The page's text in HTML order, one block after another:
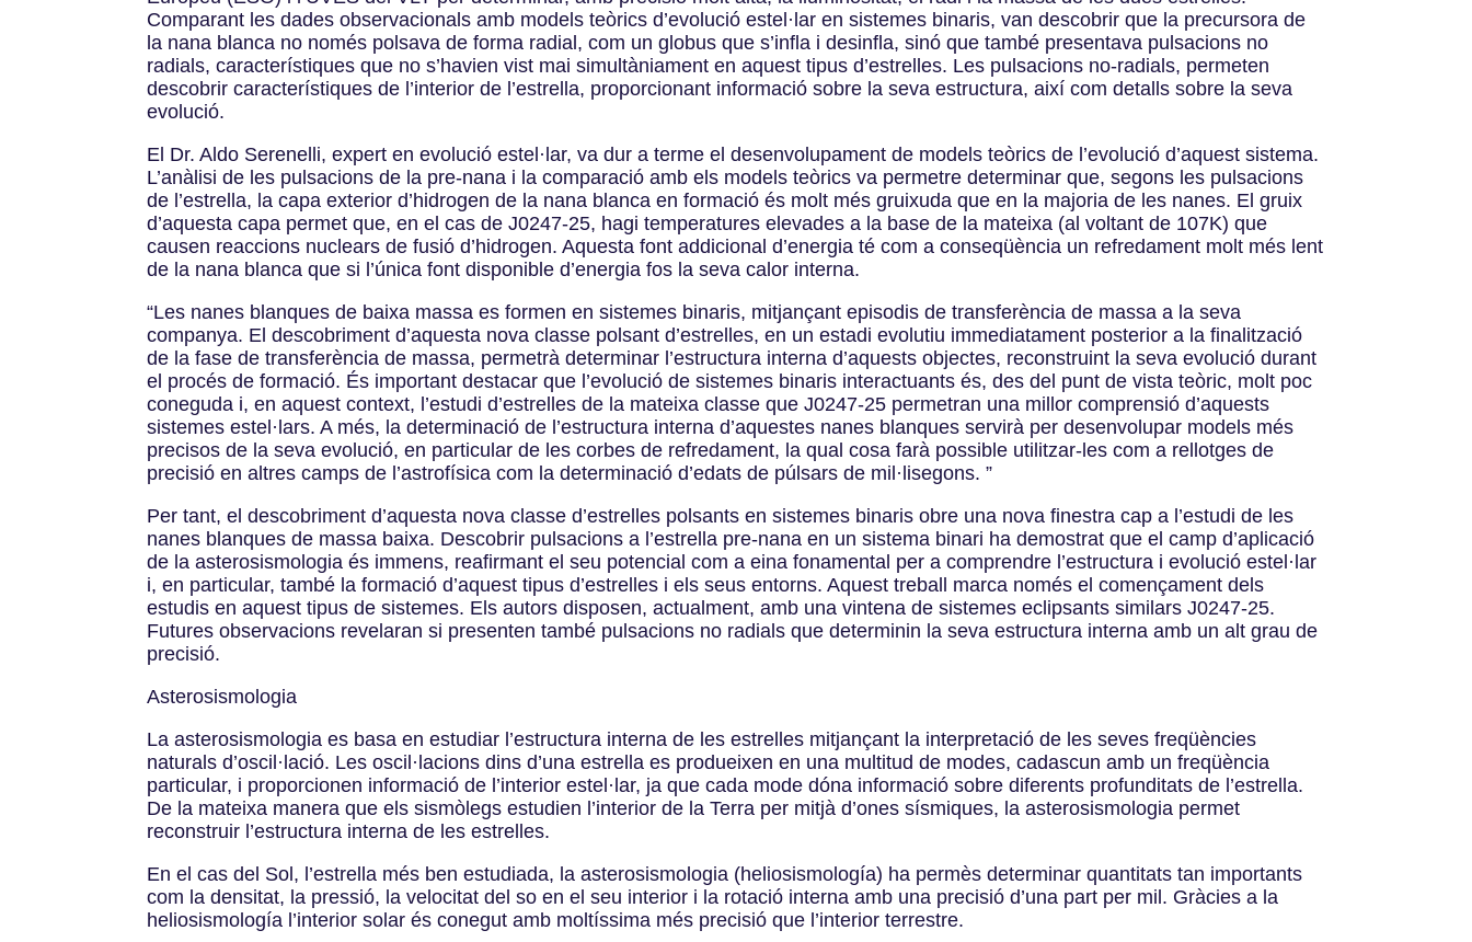
Comparant les dades observacionals amb models teòrics d’evolució estel·lar en sistemes binaris, van descobrir que la precursora de
la nana blanca no només polsava de forma radial, com un globus que s’infla i desinfla, sinó que també presentava pulsacions no
radials, característiques que no s’havien vist mai simultàniament en aquest tipus d’estrelles. Les pulsacions no-radials, permeten
descobrir característiques de l’interior de l’estrella, proporcionant informació sobre la seva estructura, així com detalls sobre la seva
evolució.
El Dr. Aldo Serenelli, expert en evolució estel·lar, va dur a terme el desenvolupament de models teòrics de l’evolució d’aquest sistema.
L’anàlisi de les pulsacions de la pre-nana i la comparació amb els models teòrics va permetre determinar que, segons les pulsacions
de l’estrella, la capa exterior d’hidrogen de la nana blanca en formació és molt més gruixuda que en la majoria de les nanes. El gruix
d’aquesta capa permet que, en el cas de J0247-25, hagi temperatures elevades a la base de la mateixa (al voltant de 107K) que
causen reaccions nuclears de fusió d’hidrogen. Aquesta font addicional d’energia té com a conseqüència un refredament molt més lent
de la nana blanca que si l’única font disponible d’energia fos la seva calor interna.
“Les nanes blanques de baixa massa es formen en sistemes binaris, mitjançant episodis de transferència de massa a la seva
companya. El descobriment d’aquesta nova classe polsant d’estrelles, en un estadi evolutiu immediatament posterior a la finalització
de la fase de transferència de massa, permetrà determinar l’estructura interna d’aquests objectes, reconstruint la seva evolució durant
el procés de formació. És important destacar que l’evolució de sistemes binaris interactuants és, des del punt de vista teòric, molt poc
coneguda i, en aquest context, l’estudi d’estrelles de la mateixa classe que J0247-25 permetran una millor comprensió d’aquests
sistemes estel·lars. A més, la determinació de l’estructura interna d’aquestes nanes blanques servirà per desenvolupar models més
precisos de la seva evolució, en particular de les corbes de refredament, la qual cosa farà possible utilitzar-les com a rellotges de
precisió en altres camps de l’astrofísica com la determinació d’edats de púlsars de mil·lisegons. ”
Per tant, el descobriment d’aquesta nova classe d’estrelles polsants en sistemes binaris obre una nova finestra cap a l’estudi de les
nanes blanques de massa baixa. Descobrir pulsacions a l’estrella pre-nana en un sistema binari ha demostrat que el camp d’aplicació
de la asterosismologia és immens, reafirmant el seu potencial com a eina fonamental per a comprendre l’estructura i evolució estel·lar
i, en particular, també la formació d’aquest tipus d’estrelles i els seus entorns. Aquest treball marca només el començament dels
estudis en aquest tipus de sistemes. Els autors disposen, actualment, amb una vintena de sistemes eclipsants similars J0247-25.
Futures observacions revelaran si presenten també pulsacions no radials que determinin la seva estructura interna amb un alt grau de
precisió.
Asterosismologia
La asterosismologia es basa en estudiar l’estructura interna de les estrelles mitjançant la interpretació de les seves freqüències
naturals d’oscil·lació. Les oscil·lacions dins d’una estrella es produeixen en una multitud de modes, cadascun amb un freqüència
particular, i proporcionen informació de l’interior estel·lar, ja que cada mode dóna informació sobre diferents profunditats de l’estrella.
De la mateixa manera que els sismòlegs estudien l’interior de la Terra per mitjà d’ones sísmiques, la asterosismologia permet
reconstruir l’estructura interna de les estrelles.
En el cas del Sol, l’estrella més ben estudiada, la asterosismologia (heliosismología) ha permès determinar quantitats tan importants
com la densitat, la pressió, la velocitat del so en el seu interior i la rotació interna amb una precisió d’una part per mil. Gràcies a la
heliosismología l’interior solar és conegut amb moltíssima més precisió que l’interior terrestre.